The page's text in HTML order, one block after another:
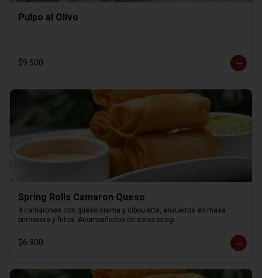
Pulpo al Olivo
$9.500
Spring Rolls Camaron Queso
4 camarones con queso crema y ciboulette, envueltos en masa
primavera y fritos. Acompañados de salsa unagi.
$6.900